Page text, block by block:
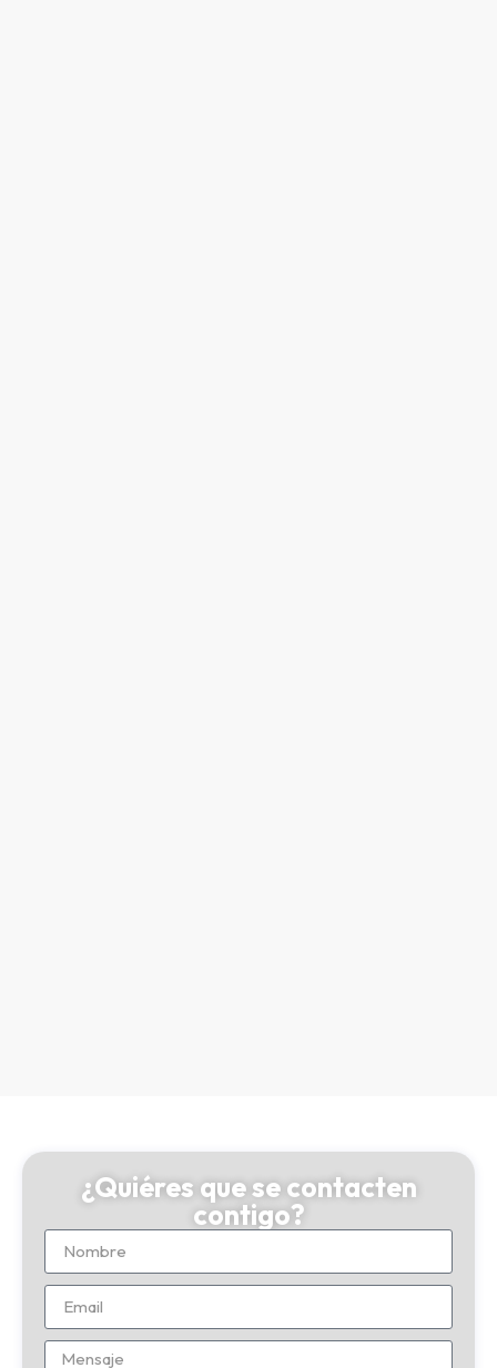
¿Quiéres que se contacten
contigo?